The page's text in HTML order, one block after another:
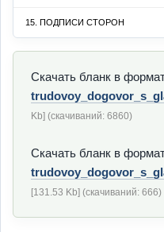
15. ПОДПИСИ СТОРОН
Скачать бланк в
Kb] (cкачиваний: 6860)
Скачать бланк в
[131.53 Kb] (cкачиваний: 666)